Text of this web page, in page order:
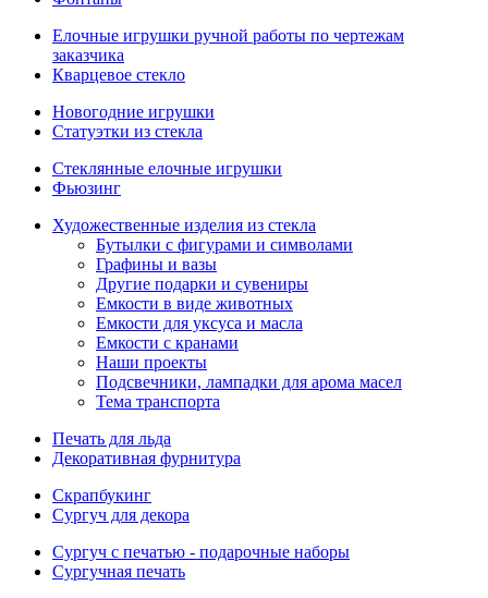
Елочные игрушки ручной работы по чертежам
заказчика
Кварцевое стекло
Новогодние игрушки
Статуэтки из стекла
Стеклянные елочные игрушки
Фьюзинг
Художественные изделия из стекла
Бутылки с фигурами и символами
Графины и вазы
Другие подарки и сувениры
Емкости в виде животных
Емкости для уксуса и масла
Емкости с кранами
Наши проекты
Подсвечники, лампадки для арома масел
Тема транспорта
Печать для льда
Декоративная фурнитура
Скрапбукинг
Сургуч для декора
Сургуч с печатью - подарочные наборы
Сургучная печать